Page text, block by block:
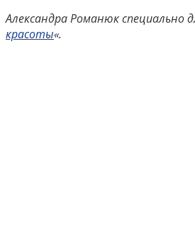
Александра Романюк специально
красоты«.